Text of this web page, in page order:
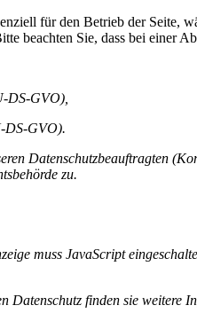
DS-GVO),
DS-GVO).
Datenschutzbeauftragten
zu.
muss JavaScript
Datenschutz finden sie weitere
für den Betrieb der Seite,
beachten Sie, dass bei